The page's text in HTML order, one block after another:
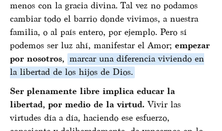
menos con la gracia divina. Tal vez no podamos
cambiar todo el barrio donde vivimos, a nuestra
familia, o al país entero, por ejemplo. Pero sí
podemos ser luz ahí, manifestar el Amor; empezar
por nosotros, marcar una diferencia viviendo en
la libertad de los hijos de Dios.
Ser plenamente libre implica educar la
libertad, por medio de la virtud. Vivir las
virtudes día a día, haciendo ese esfuerzo,